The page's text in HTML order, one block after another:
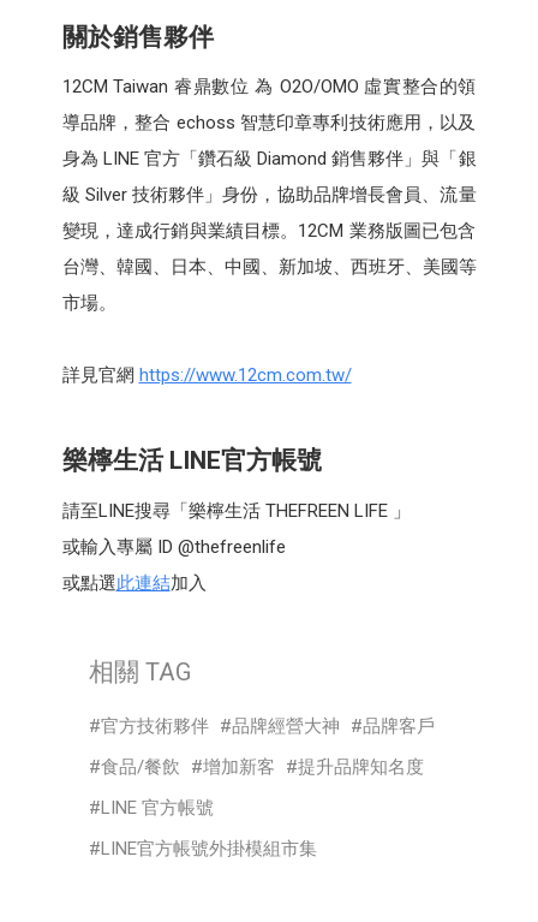
關於銷售夥伴
12CM Taiwan 睿鼎數位 為 O2O/OMO 虛實整合的領
導品牌，整合 echoss 智慧印章專利技術應用，以及
身為 LINE 官方「鑽石級 Diamond 銷售夥伴」與「銀
級 Silver 技術夥伴」身份，協助品牌增長會員、流量
變現，達成行銷與業績目標。12CM 業務版圖已包含
台灣、韓國、日本、中國、新加坡、西班牙、美國等
市場。
詳見官網 https://www.12cm.com.tw/
樂檸生活 LINE官方帳號
請至LINE搜尋「樂檸生活 THEFREEN LIFE 」
或輸入專屬 ID @thefreenlife
或點選此連結加入
相關 TAG
官方技術夥伴 品牌經營大神
品牌客戶
食品/餐飲
增加新客
提升品牌知名度
LINE 官方帳號
LINE官方帳號外掛模組市集